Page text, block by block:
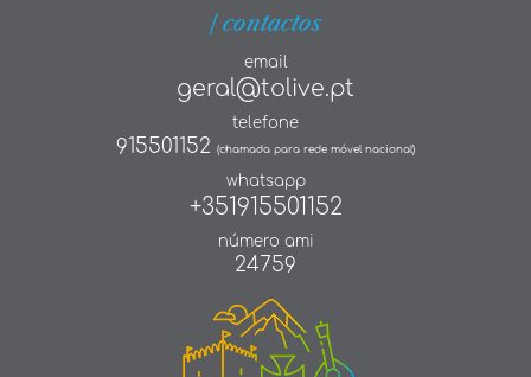
| contactos
email
geral@tolive.pt
telefone
915501152 (chamada para rede móvel nacional)
whatsapp
+351915501152
número ami
24759